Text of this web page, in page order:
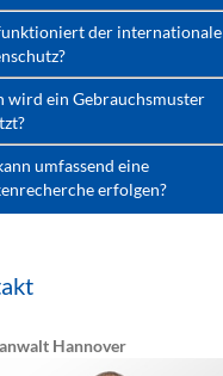
der internationale
wird ein Gebrauchsmuster
umfassend eine
erfolgen?
Hannover